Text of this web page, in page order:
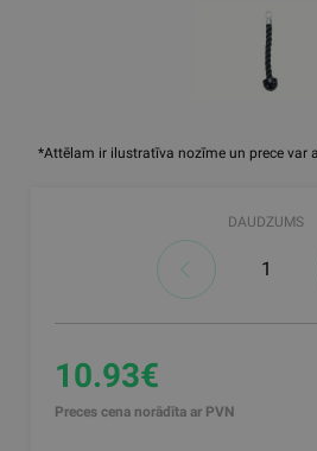
*Attēlam ir ilustratīva nozīme un prece var
DAUDZUMS
10.93€
Preces cena norādīta ar PVN